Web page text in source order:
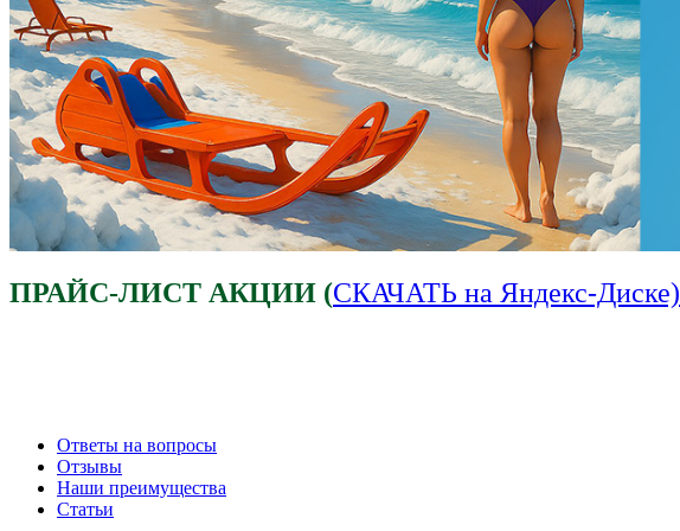
ПРАЙС-ЛИСТ АКЦИИ (СКАЧАТЬ на Яндекс-Диске)
Ответы на вопросы
Отзывы
Наши преимущества
Статьи